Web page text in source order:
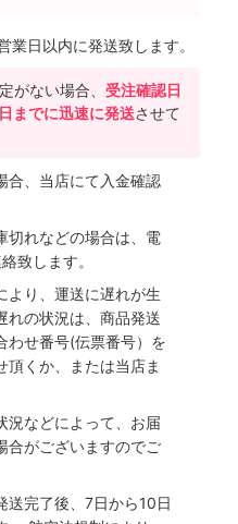
業日以内に発送致します。
がない場合、 受注確認日
までに迅速に発送させて
合、当店にて入金確認
切れなどの場合は、電
致します。
より、運送に遅れが生
れの状況は、商品発送
わせ番号(伝票番号）を
頂くか、または当店ま
況などによって、お届
合がございますのでご
送完了後、7日から10日